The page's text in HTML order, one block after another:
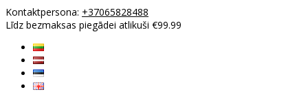
Kontaktpersona: +37065828488
Līdz bezmaksas piegādei atlikuši €99.99